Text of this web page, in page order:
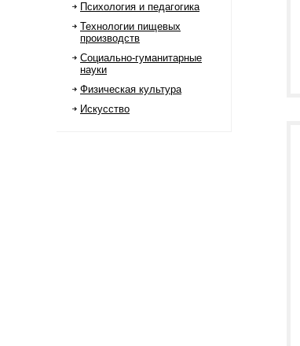
Психология и педагогика
Технологии пищевых
производств
Социально-гуманитарные
науки
Физическая культура
Искусство